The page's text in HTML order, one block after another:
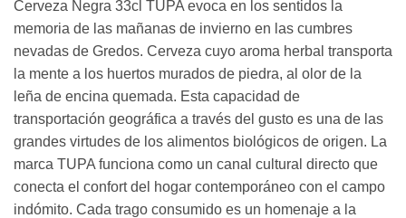
Cerveza Negra 33cl TUPA evoca en los sentidos la
memoria de las mañanas de invierno en las cumbres
nevadas de Gredos. Cerveza cuyo aroma herbal transporta
la mente a los huertos murados de piedra, al olor de la
leña de encina quemada. Esta capacidad de
transportación geográfica a través del gusto es una de las
grandes virtudes de los alimentos biológicos de origen. La
marca TUPA funciona como un canal cultural directo que
conecta el confort del hogar contemporáneo con el campo
indómito. Cada trago consumido es un homenaje a la